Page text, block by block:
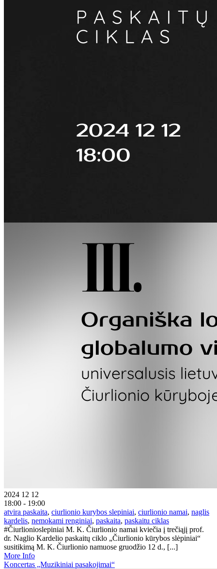
2024 12 12
18:00 - 19:00
atvira paskaita, ciurlionio kurybos slepiniai, ciurlionio namai, naglis
kardelis, nemokami renginiai, paskaita, paskaitu ciklas
#Čiurlionioslepiniai M. K. Čiurlionio namai kviečia į trečiąjį prof.
dr. Naglio Kardelio paskaitų ciklo „Čiurlionio kūrybos slėpiniai“
susitikimą M. K. Čiurlionio namuose gruodžio 12 d., [...]
More Info
Koncertas „Muzikiniai pasakojimai“